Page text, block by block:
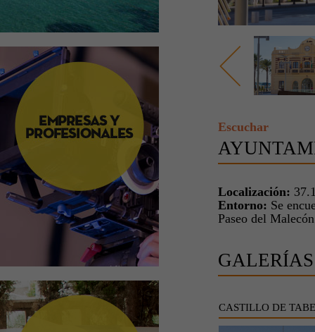
Escuchar
Localización:
Entorno: Se
Paseo del
CASTILLO DE